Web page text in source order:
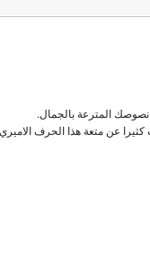
المترعة بالجمال.
عن متعة هذا الحرف